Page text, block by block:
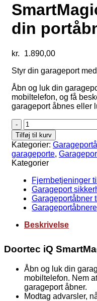
din
kr.
1.890,00
Styr din garageport
Åbn og luk din
mobiltelefon, og få
garageport åbnes eller
SmartMagic
-
opgrader
din
portåbner
til
iQ
antal
Tilføj til kurv
Kategorier:
garageporte,
Kategorier
Fjernbetjeninger
Garageport
Garageportåbner
Garageportåbnere
Beskrivelse
Doortec iQ
Åbn og luk din
mobiltelefon. Nem
garageport åbner.
Modtag advarsler,